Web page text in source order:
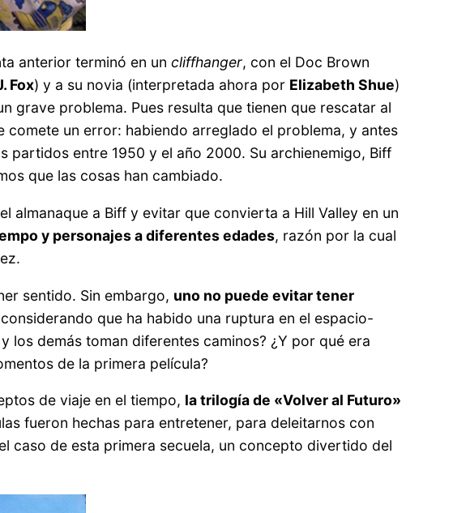
anterior terminó en uncliffhanger, con el Doc Brown
Fox) y a su novia (interpretada ahora por Elizabeth Shue)
grave problema. Pues resulta que tienen que rescatar al
un error: habiendo arreglado el problema, y antes
entre 1950 y el año 2000. Su archienemigo, Biff
que las cosas han cambiado.
almanaque a Biff y evitar que convierta a Hill Valley en un
y personajes a diferentes edades, razón por la cual
sentido. Sin embargo, uno no puede evitar tener
que ha habido una ruptura en el espacio-
demás toman diferentes caminos? ¿Y por qué era
de la primera película?
de viaje en el tiempo, la trilogía de «Volver al Futuro»
fueron hechas para entretener, para deleitarnos con
caso de esta primera secuela, un concepto divertido del